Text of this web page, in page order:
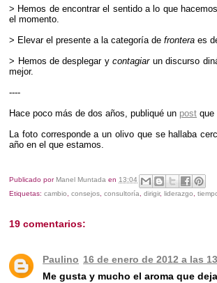
> Hemos de encontrar el sentido a lo que
el momento.
> Elevar el presente a la categoría defrontera es
> Hemos de desplegar ycontagiarun discurso
mejor.
----
Hace poco más de dos años, publiqué un post que
La foto corresponde a un olivo que se hallaba
año en el que estamos.
Publicado por Manel Muntada en 13:04
Etiquetas:cambio ,consejos ,consultoría ,dirigir,liderazgo ,
19 comentarios:
Paulino 16 de enero de 2012 a las
Me gusta y mucho el aroma que